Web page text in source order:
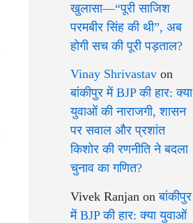
खुलासा—“पूरी साजिश
परमबीर सिंह की थी”, अब
होगी सच की पूरी पड़ताल?
Vinay Shrivastav on
बांकीपुर में BJP की हार: क्या
युवाओं की नाराजगी, शासन
पर सवाल और प्रशांत
किशोर की रणनीति ने बदला
चुनाव का गणित?
Vivek Ranjan onबांकीपुर
में BJP की हार: क्या युवाओं